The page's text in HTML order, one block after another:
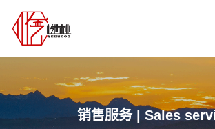
销售服务 | Sales